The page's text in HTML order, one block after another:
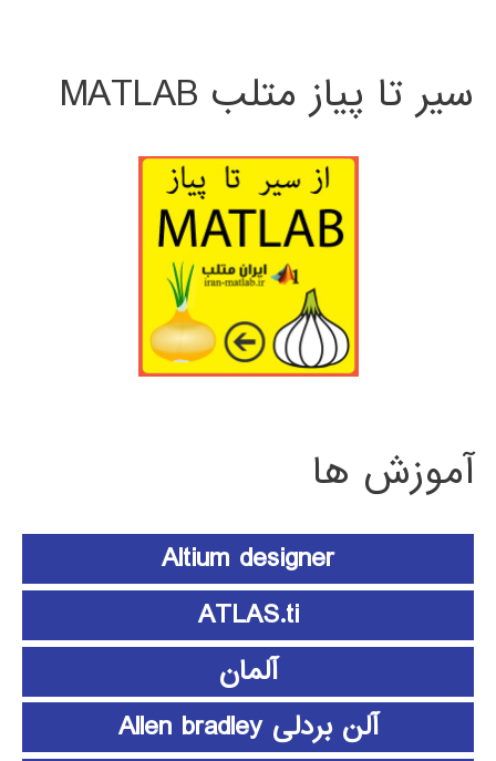
سیر تا پیاز متلب MATLAB
آموزش ها
Altium designer
ATLAS.ti
آلمان
آلن بردلی Allen bradley